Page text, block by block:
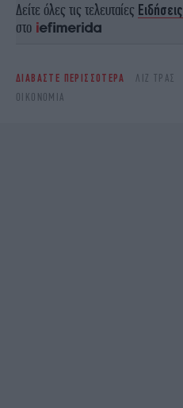
Δείτε όλες τις τελευταίες Ειδήσεις
στο
ΔΙΑΒΑΣΤΕ ΠΕΡΙΣΣΟΤΕΡΑ ΛΙΖ ΤΡΑΣ
ΟΙΚΟΝΟΜΊΑ